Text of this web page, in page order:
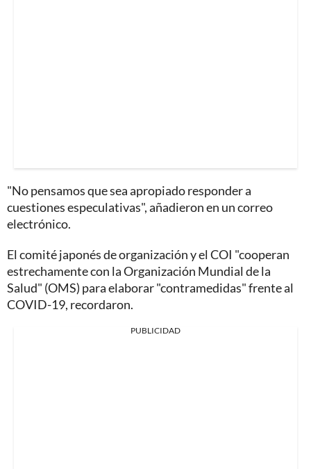
"No pensamos que sea apropiado responder a
cuestiones especulativas", añadieron en un correo
electrónico.
El comité japonés de organización y el COI "cooperan
estrechamente con la Organización Mundial de la
Salud" (OMS) para elaborar "contramedidas" frente al
COVID-19, recordaron.
PUBLICIDAD